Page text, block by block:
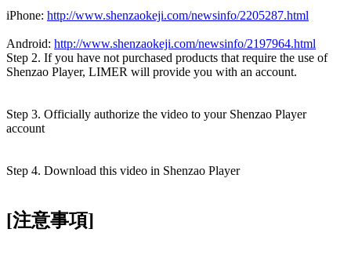
iPhone: http://www.shenzaokeji.com/newsinfo/2205287.html
Android: http://www.shenzaokeji.com/newsinfo/2197964.html
Step 2. If you have not purchased products that require the use of
Shenzao Player, LIMER will provide you with an account.
Step 3. Officially authorize the video to your Shenzao Player
account
Step 4. Download this video in Shenzao Player
[注意事項]